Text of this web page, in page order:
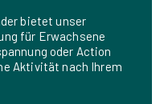
bietet unser
für Erwachsene
oder Action
Aktivität nach Ihrem